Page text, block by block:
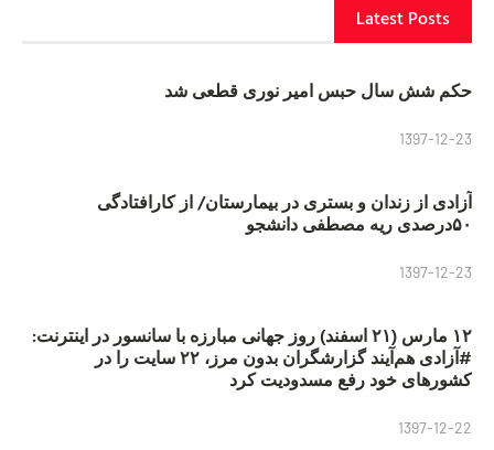
Latest Posts
حکم شش سال حبس امیر نوری قطعی شد
1397-12-23
آزادی از زندان و بستری در بیمارستان/ از کارافتادگی
۵۰درصدی ریه مصطفی دانشجو
1397-12-23
۱۲ مارس (۲۱ اسفند) روز جهانی مبارزه با سانسور در اینترنت:
#آزادی هم‌آیند گزارشگران‌ بدون مرز، ۲۲ سایت را در
کشورهای خود رفع مسدودیت کرد
1397-12-22